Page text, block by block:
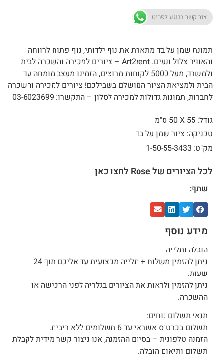
צור קשר בנוגע לפריט
תמונת שמן על בד מתארת את נוף ילדותי, נוף פתוח לרווחה
והאוויר צלול ונעים. Art2rent – ציורים למכירה והשכרה לבית
ולמשרד, מעל 5000 לקוחות מרוצים, הזמינו מעצב מומחה עד
הבית ולמציאת הציור המושלם בשבילכם! ציורים למכירה והשכרה
לחברות, תמונות גדולות למכירה לסלון – התקשרו: 03-6023699
גודל: 55 X
50 ס"מ
טכניקה: ציור שמן על בד
מק"ט: 1-50-55-3433
לכל הציורים של Rose לחצו כאן
שתף:
מידע נוסף
הובלה ותלייה:
ניתן להזמין משלוח + תלייה מקצועית עד אליכם תוך 24
שעות.
ניתן להזמין ולראות את הציורים בגלריה לפני הרכישה או
ההשכרה.
תנאי תשלום נוחים:
תשלום בכרטיס אשראי עד 6 תשלומים ללא ריבית.
הזמנה טלפונית – בסיום ההזמנה, אנו ניצור קשר מידית לקבלת
תשלום ותיאום הובלה.